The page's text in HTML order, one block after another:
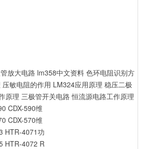
放大电路 lm358中文资料 色环电阻识别方
压敏电阻的作用 LM324应用原理 稳压二极
原理 三极管开关电路 恒流源电路工作原理
CDX-590维
CDX-570维
HTR-4071功
HTR-4072 R